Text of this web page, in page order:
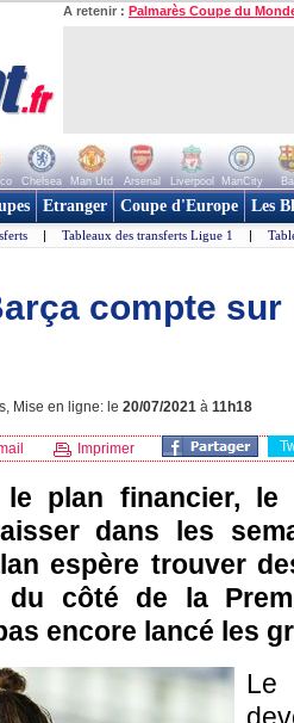
A retenir : Palmarès Coupe du
Chelsea Man Utd Arsenal Liverpool ManCity
Etranger Coupe d'Europe Les
| Tableaux des transferts Ligue 1 |
compte
Mise en ligne: le 20/07/2021 à 11h18
Imprimer
plan financier, le
dans les
espère trouver
du côté de la
encore lancé les
Le